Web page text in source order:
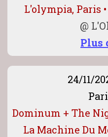
L'olympia, Paris
@
Plus
24/11/
Dominum + The
La Machine Du